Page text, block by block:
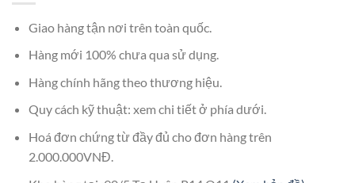
Giao hàng tận nơi trên toàn quốc.
Hàng mới 100% chưa qua sử dụng.
Hàng chính hãng theo thương hiệu.
Quy cách kỹ thuật: xem chi tiết ở phía dưới.
Hoá đơn chứng từ đầy đủ cho đơn hàng trên
2.000.000VNĐ.